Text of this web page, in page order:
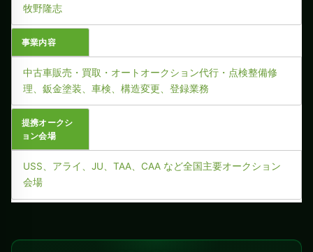
牧野隆志
事業内容
中古車販売・買取・オートオークション代行・点検整備修
理、鈑金塗装、車検、構造変更、登録業務
提携オークシ
ョン会場
USS、アライ、JU、TAA、CAA など全国主要オークション
会場